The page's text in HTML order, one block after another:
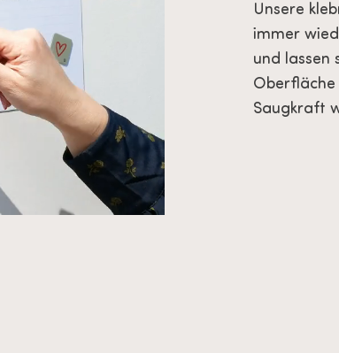
Unsere
immer
und lassen
Oberfläche
Saugkraft